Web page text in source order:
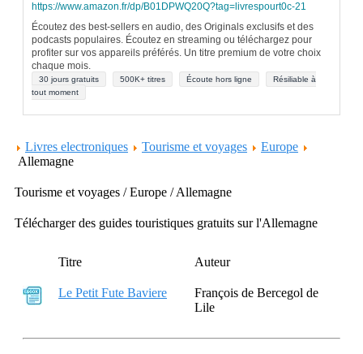
https://www.amazon.fr/dp/B01DPWQ20Q?tag=livrespourt0c-21
Écoutez des best-sellers en audio, des Originals exclusifs et des
podcasts populaires. Écoutez en streaming ou téléchargez pour
profiter sur vos appareils préférés. Un titre premium de votre choix
chaque mois.
30 jours gratuits 500K+ titres Écoute hors ligne
Résiliable à
tout moment
Livres electroniques Tourisme et voyages
Europe
Allemagne
Tourisme et voyages / Europe / Allemagne
Télécharger des guides touristiques gratuits sur l'Allemagne
Titre Auteur
Le Petit Fute Baviere
François de Bercegol de
Lile